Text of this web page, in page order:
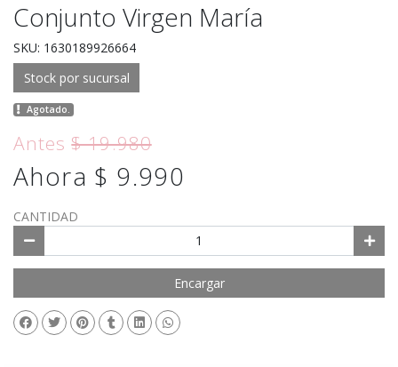
Conjunto Virgen María
SKU: 1630189926664
Stock por sucursal
Agotado.
Antes$ 19.980
Ahora $ 9.990
CANTIDAD
Encargar